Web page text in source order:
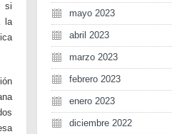
si
la
mayo 2023
abril 2023
marzo 2023
febrero 2023
enero 2023
diciembre 2022